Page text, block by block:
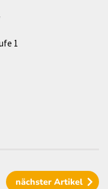
1
nächster Artikel